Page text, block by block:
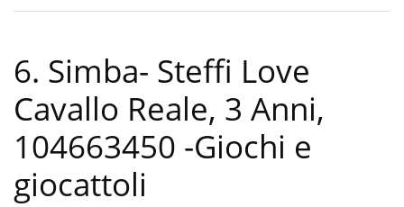
6. Simba- Steffi Love
Cavallo Reale, 3 Anni,
104663450 -Giochi e
giocattoli